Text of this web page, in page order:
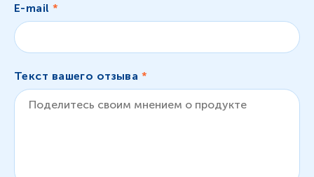
E-mail*
Текст вашего отзыва *